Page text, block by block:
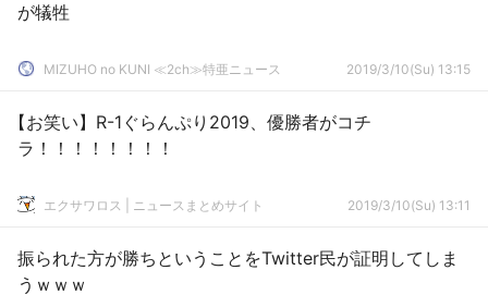
が犠牲
MIZUHO no KUNI ≪2ch≫特亜ニュース 2019/3/10(Su) 13:15
【お笑い】R-1ぐらんぷり2019、優勝者がコチ
ラ！！！！！！！！
エクサワロス | ニュースまとめサイト 2019/3/10(Su) 13:11
振られた方が勝ちということをTwitter民が証明してしま
うｗｗｗ